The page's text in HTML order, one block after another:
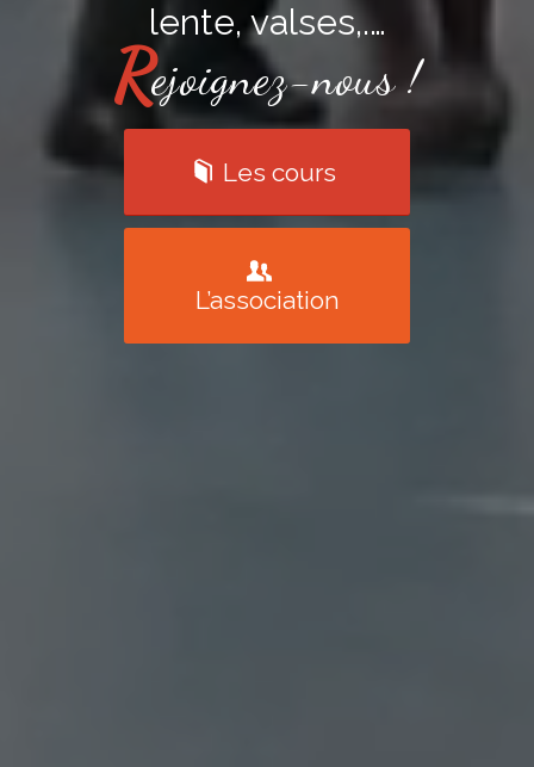
lente, valses,.…
Rejoignez-nous !
Les cours
L’association